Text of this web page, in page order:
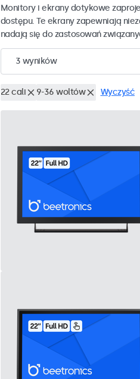
Monitory i ekrany dotykowe
dostępu. Te ekrany zapewniają
nadają się do zastosowań
3 wyników
22 cali 9-36 woltów Wyczyść